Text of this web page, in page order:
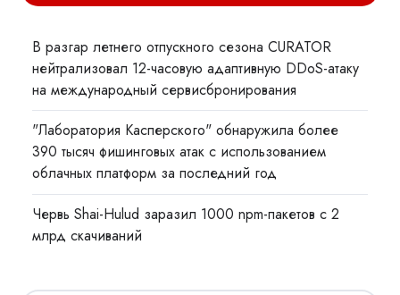
В разгар летнего отпускного сезона CURATOR
нейтрализовал 12-часовую адаптивную DDoS-атаку
на международный сервисбронирования
"Лаборатория Касперского" обнаружила более
390 тысяч фишинговых атак с использованием
облачных платформ за последний год
Червь Shai-Hulud заразил 1000 npm-пакетов с 2
млрд скачиваний